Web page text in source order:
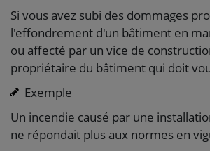
Si vous avez subi des dommages
l'effondrement d'un bâtiment en
ou affecté par un vice de
propriétaire du bâtiment qui doit
Exemple
Un incendie causé par une
ne répondait plus aux normes en